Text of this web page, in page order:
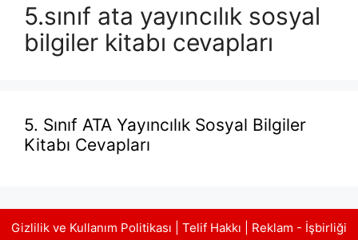
5.sınıf ata yayıncılık sosyal
bilgiler kitabı cevapları
5. Sınıf ATA Yayıncılık Sosyal Bilgiler
Kitabı Cevapları
Gizlilik ve Kullanım Politikası Telif Hakkı
Reklam - İşbirliği